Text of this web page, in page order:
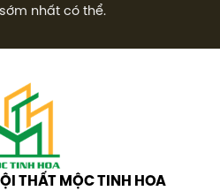
nhất có thể.
THẤT MỘC TINH HOA